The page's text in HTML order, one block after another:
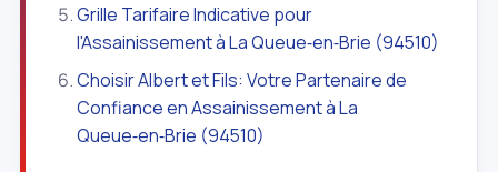
Grille Tarifaire Indicative pour
l'Assainissement à La Queue‑en‑Brie (94510)
Choisir Albert et Fils: Votre Partenaire de
Confiance en Assainissement à La
Queue‑en‑Brie (94510)